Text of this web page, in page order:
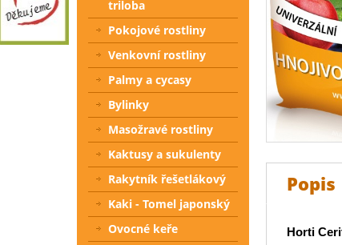
Popis
Horti
triloba
Pokojové rostliny
Venkovní rostliny
Palmy a cycasy
Bylinky
Masožravé rostliny
Kaktusy a sukulenty
Rakytník řešetlákový
Kaki - Tomel japonský
Ovocné keře